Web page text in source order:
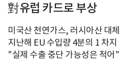
對유럽 카드로 부상
미국산 천연가스, 러시아산 대체
지난해 EU 수입량 4분의 1 차지
"실제 수출 중단 가능성은 적어"